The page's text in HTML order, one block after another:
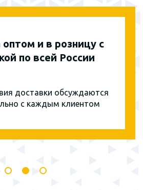
и в розницу с
по всей России
доставки обсуждаются
с каждым клиентом